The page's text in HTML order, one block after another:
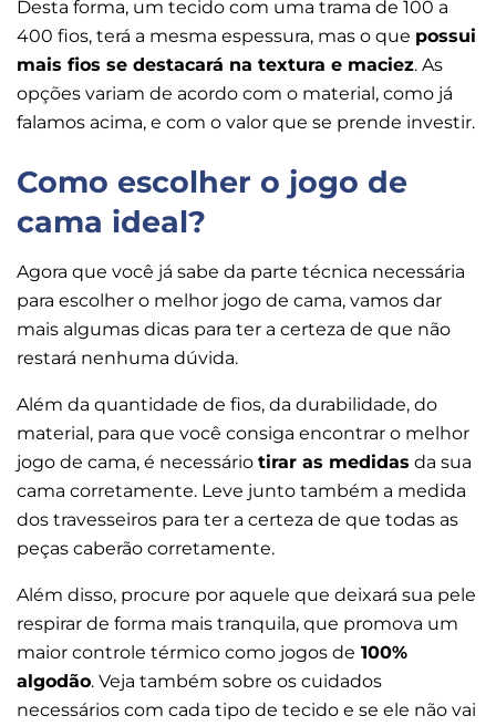
Desta forma, um tecido com uma trama de 100 a
400 fios, terá a mesma espessura, mas o que possui
mais fios se destacará na textura e maciez. As
opções variam de acordo com o material, como já
falamos acima, e com o valor que se prende investir.
Como escolher o jogo de
cama ideal?
Agora que você já sabe da parte técnica necessária
para escolher o melhor jogo de cama, vamos dar
mais algumas dicas para ter a certeza de que não
restará nenhuma dúvida.
Além da quantidade de fios, da durabilidade, do
material, para que você consiga encontrar o melhor
jogo de cama, é necessário tirar as medidas da sua
cama corretamente. Leve junto também a medida
dos travesseiros para ter a certeza de que todas as
peças caberão corretamente.
Além disso, procure por aquele que deixará sua pele
respirar de forma mais tranquila, que promova um
maior controle térmico como jogos de 100%
algodão. Veja também sobre os cuidados
necessários com cada tipo de tecido e se ele não vai